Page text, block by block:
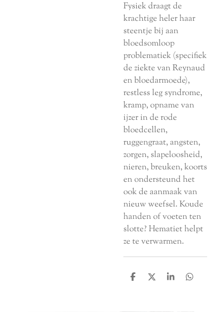
Fysiek draagt de
krachtige heler haar
steentje bij aan
bloedsomloop
problematiek (specifiek
de ziekte van Reynaud
en bloedarmoede),
restless leg syndrome,
kramp, opname van
ijzer in de rode
bloedcellen,
ruggengraat, angsten,
zorgen, slapeloosheid,
nieren, breuken, koorts
en ondersteund het
ook de aanmaak van
nieuw weefsel. Koude
handen of voeten ten
slotte? Hematiet helpt
ze te verwarmen.
D
D
S
D